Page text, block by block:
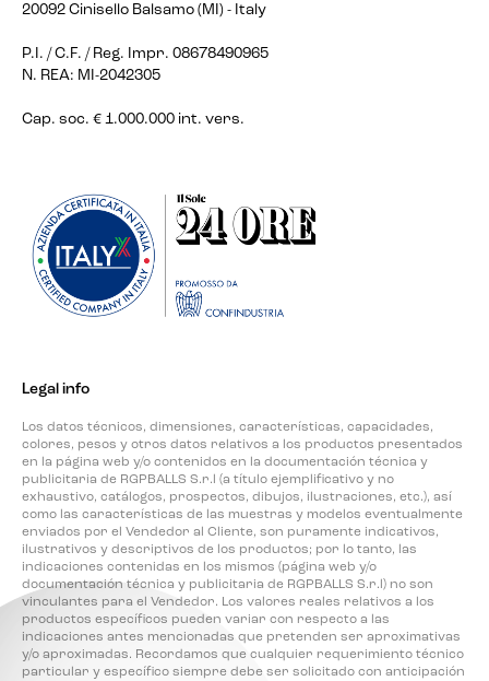
20092 Cinisello Balsamo (MI) - Italy
P.I. / C.F. / Reg. Impr. 08678490965
N. REA: MI-2042305
Cap. soc. € 1.000.000 int. vers.
Legal info
Los datos técnicos, dimensiones, características, capacidades,
colores, pesos y otros datos relativos a los productos presentados
en la página web y/o contenidos en la documentación técnica y
publicitaria de RGPBALLS S.r.l (a título ejemplificativo y no
exhaustivo, catálogos, prospectos, dibujos, ilustraciones, etc.), así
como las características de las muestras y modelos eventualmente
enviados por el Vendedor al Cliente, son puramente indicativos,
ilustrativos y descriptivos de los productos; por lo tanto, las
indicaciones contenidas en los mismos (página web y/o
documentación técnica y publicitaria de RGPBALLS S.r.l) no son
vinculantes para el Vendedor. Los valores reales relativos a los
productos específicos pueden variar con respecto a las
indicaciones antes mencionadas que pretenden ser aproximativas
y/o aproximadas. Recordamos que cualquier requerimiento técnico
particular y específico siempre debe ser solicitado con anticipación